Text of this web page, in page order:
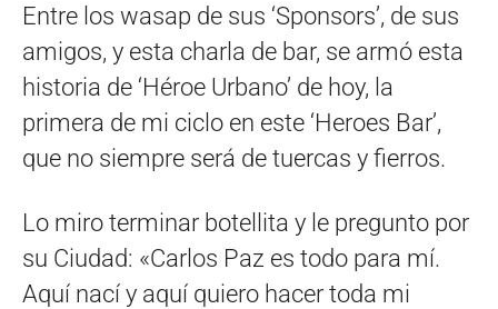
Entre los wasap de sus ‘Sponsors’, de sus
amigos, y esta charla de bar, se armó esta
historia de ‘Héroe Urbano’ de hoy, la
primera de mi ciclo en este ‘Heroes Bar’,
que no siempre será de tuercas y fierros.
Lo miro terminar botellita y le pregunto por
su Ciudad: «Carlos Paz es todo para mí.
Aquí nací y aquí quiero hacer toda mi